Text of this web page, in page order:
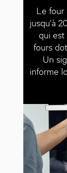
Le four
jusqu'à
qui est
fours
Un
informe